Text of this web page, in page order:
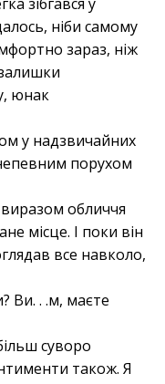
зібгався у
ніби самому
зараз, ніж
юнак
у надзвичайних
порухом
обличчя
місце. І поки він
все навколо,
Ви. . .м, маєте
суворо
також. Я